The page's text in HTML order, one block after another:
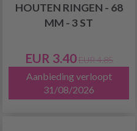
HOUTEN RINGEN - 68
MM - 3 ST
EUR 3.40 EUR 4.85
Aanbieding verloopt
31/08/2026